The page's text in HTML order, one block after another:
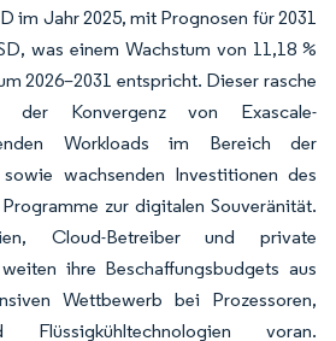
im Jahr 2025, mit Prognosen für 2031
was einem Wachstum von 11,18 %
2026–2031 entspricht. Dieser rasche
Konvergenz von Exascale-
Workloads im Bereich der
wachsenden Investitionen des
zur digitalen Souveränität.
Cloud-Betreiber und private
ihre Beschaffungsbudgets aus
Wettbewerb bei Prozessoren,
Flüssigkühltechnologien voran.